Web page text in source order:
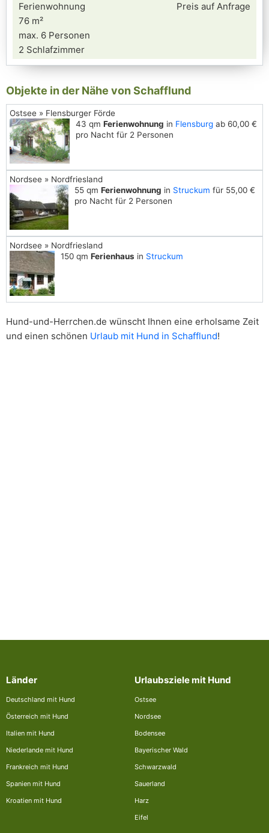
Ferienwohnung
76 m²
max. 6 Personen
2 Schlafzimmer
Preis auf Anfrage
Objekte in der Nähe von Schafflund
Ostsee » Flensburger Förde
43 qm Ferienwohnung in Flensburg ab 60,00 €
pro Nacht für 2 Personen
Nordsee » Nordfriesland
55 qm Ferienwohnung in Struckum für 55,00 €
pro Nacht für 2 Personen
Nordsee » Nordfriesland
150 qm Ferienhaus in Struckum
Hund-und-Herrchen.de wünscht Ihnen eine erholsame Zeit
und einen schönen Urlaub mit Hund in Schafflund!
Länder
Deutschland mit Hund
Österreich mit Hund
Italien mit Hund
Niederlande mit Hund
Frankreich mit Hund
Spanien mit Hund
Kroatien mit Hund
Urlaubsziele mit Hund
Ostsee
Nordsee
Bodensee
Bayerischer Wald
Schwarzwald
Sauerland
Harz
Eifel